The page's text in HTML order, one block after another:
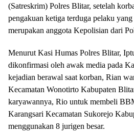
(Satreskrim) Polres Blitar, setelah
pengakuan ketiga terduga pelaku
merupakan anggota Kepolisian dari
Menurut Kasi Humas Polres Blitar,
dikonfirmasi oleh awak media pada
kejadian berawal saat korban, Rian
Kecamatan Wonotirto Kabupaten
karyawannya, Rio untuk membeli
Karangsari Kecamatan Sukorejo
menggunakan 8 jurigen besar.